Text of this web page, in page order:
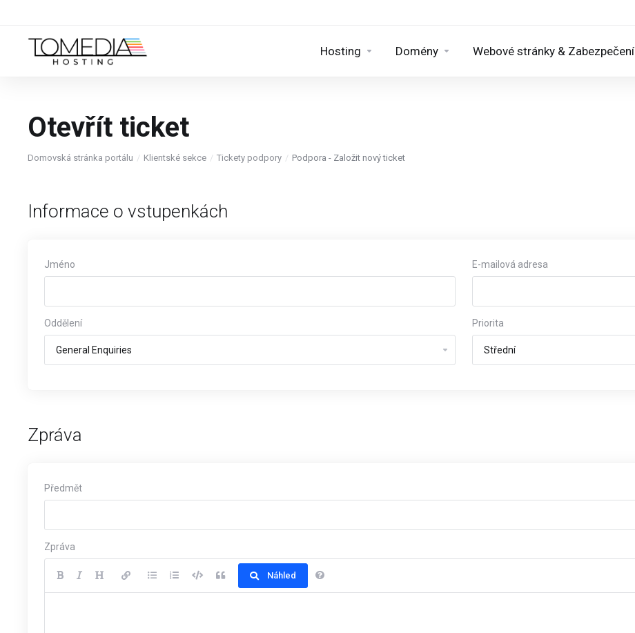
Hosting Domény Webové stránky & Zabezpečení
Otevřít ticket
Domovská stránka portálu Klientské sekce Tickety podpory Podpora - Založit nový ticket
Informace o vstupenkách
Jméno E-mailová adresa
Oddělení Priorita
Zpráva
Předmět
Zpráva
Náhled